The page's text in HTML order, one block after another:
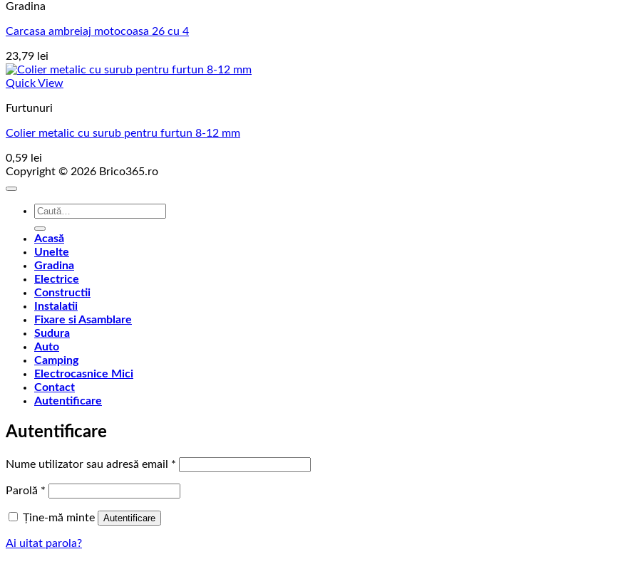
Gradina
Carcasa ambreiaj motocoasa 26 cu 4
23,79 lei
Quick View
Furtunuri
Colier metalic cu surub pentru furtun 8-12 mm
0,59 lei
Copyright © 2026 Brico365.ro
Caută
Acasă
Unelte
Gradina
Electrice
Constructii
Instalatii
Fixare si Asamblare
Sudura
Auto
Camping
Electrocasnice Mici
Contact
Autentificare
Autentificare
Nume utilizator sau adresă email *
Parolă *
Ține-mă minte Autentificare
Ai uitat parola?